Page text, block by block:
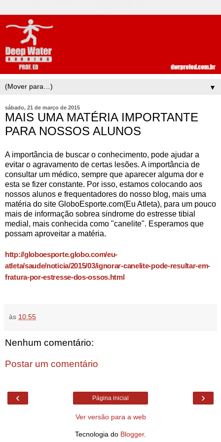
▼
sábado, 21 de março de 2015
MAIS UMA MATÉRIA IMPORTANTE
PARA NOSSOS ALUNOS
A importância de buscar o conhecimento, pode ajudar a
evitar o agravamento de certas lesões. A importância de
consultar um médico, sempre que aparecer alguma dor e
esta se fizer constante. Por isso, estamos colocando aos
nossos alunos e frequentadores do nosso blog, mais uma
matéria do site GloboEsporte.com(Eu Atleta), para um pouco
mais de informação sobrea sindrome do estresse tibial
medial, mais conhecida como "canelite". Esperamos que
possam aproveitar a matéria.
http://globoesporte.globo.com/eu-
atleta/saude/noticia/2015/03/ignorar-canelite-pode-resultar-em-
fratura-por-estresse-dos-ossos.html
às 10:55
Nenhum comentário:
Postar um comentário
‹ ›
Página inicial
Ver versão para a web
Tecnologia do Blogger.